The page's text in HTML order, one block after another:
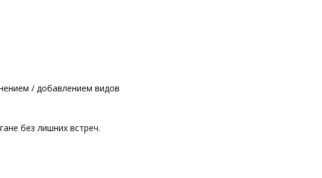
/ добавлением видов
без лишних встреч.